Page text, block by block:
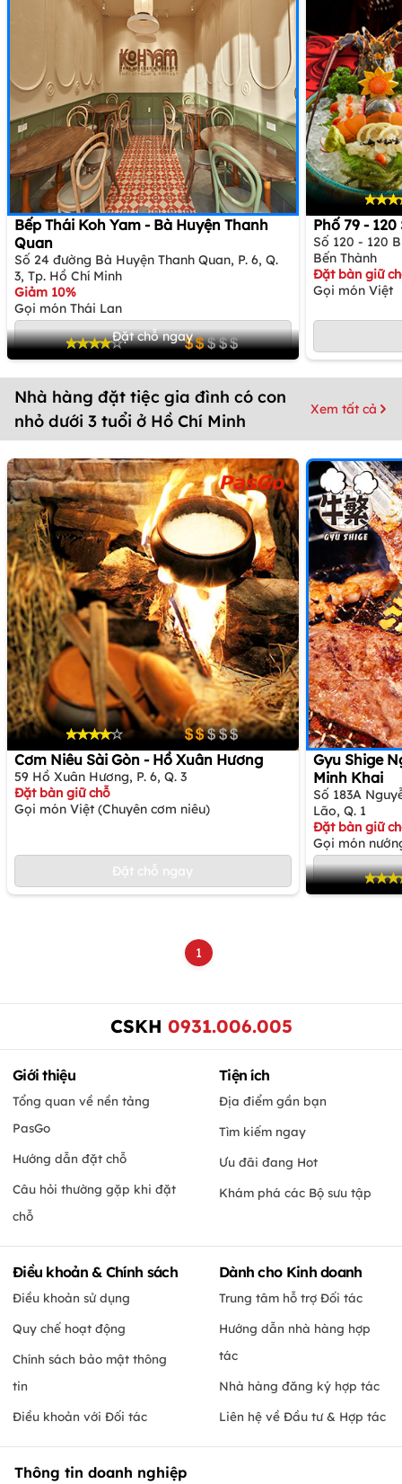
Bếp Thái Koh Yam - Bà Huyện Thanh
Quan
Số 24 đường Bà Huyện Thanh Quan, P. 6, Q.
3, Tp. Hồ Chí Minh
Giảm 10%
Gọi món Thái Lan
Đặt chỗ ngay
Phố 79 -
Số 120 - 120
Bến Thành
Đặt bàn giữ
Gọi món Việt
Nhà hàng đặt tiệc gia đình có con
nhỏ dưới 3 tuổi ở Hồ Chí Minh
Xem tất cả
Cơm Niêu Sài Gòn - Hồ Xuân Hương
59 Hồ Xuân Hương, P. 6, Q. 3
Đặt bàn giữ chỗ
Gọi món Việt (Chuyên cơm niêu)
Đặt chỗ ngay
Gyu Shige
Minh Khai
Số 183A
Lão, Q. 1
Đặt bàn giữ
Gọi món
1
CSKH 0931.006.005
Giới thiệu
Tổng quan về nền tảng
PasGo
Hướng dẫn đặt chỗ
Câu hỏi thường gặp khi đặt
chỗ
Tiện ích
Địa điểm gần bạn
Tìm kiếm ngay
Ưu đãi đang Hot
Khám phá các Bộ sưu tập
Điều khoản & Chính sách
Điều khoản sử dụng
Quy chế hoạt động
Chính sách bảo mật thông
tin
Điều khoản với Đối tác
Dành cho Kinh doanh
Trung tâm hỗ trợ Đối tác
Hướng dẫn nhà hàng hợp
tác
Nhà hàng đăng ký hợp tác
Liên hệ về Đầu tư & Hợp tác
Thông tin doanh nghiệp